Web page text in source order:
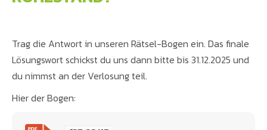
Trag die Antwort in unseren Rätsel-Bogen ein. Das finale
Lösungswort schickst du uns dann bitte bis 31.12.2025 und
du nimmst an der Verlosung teil.
Hier der Bogen: